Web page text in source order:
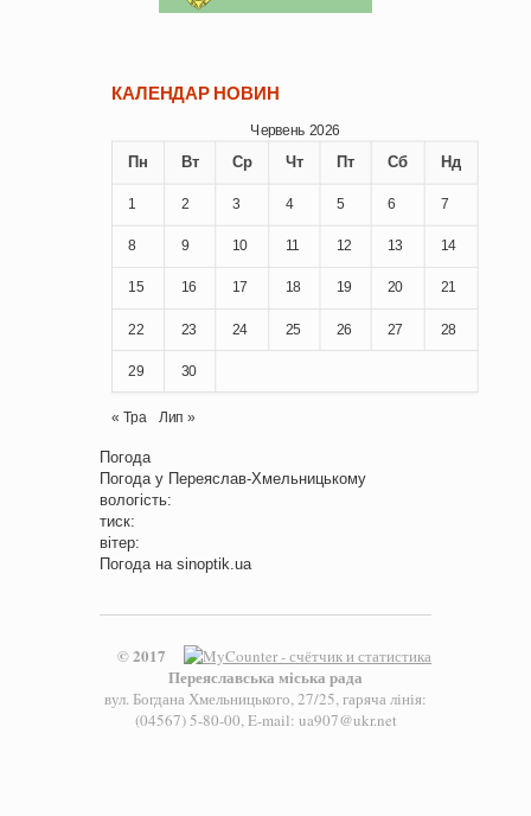
КАЛЕНДАР НОВИН
Червень 2026
Пн Вт Ср Чт Пт Сб Нд
1 2 3 4 5 6 7
8 9 10 11 12 13 14
15 16 17 18 19 20 21
22 23 24 25 26 27 28
29 30
« Тра Лип »
Погода
Погода у Переяслав-Хмельницькому
вологість:
тиск:
вітер:
Погода на sinoptik.ua
© 2017
Переяславська міська рада
вул. Богдана Хмельницького, 27/25, гаряча лінія:
(04567) 5-80-00, E-mail: ua907@ukr.net